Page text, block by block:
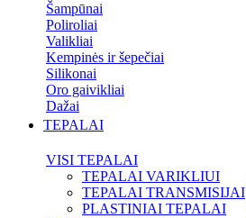
Šampūnai
Poliroliai
Valikliai
Kempinės ir šepečiai
Silikonai
Oro gaivikliai
Dažai
TEPALAI
VISI TEPALAI
TEPALAI VARIKLIUI
TEPALAI TRANSMISIJAI
PLASTINIAI TEPALAI